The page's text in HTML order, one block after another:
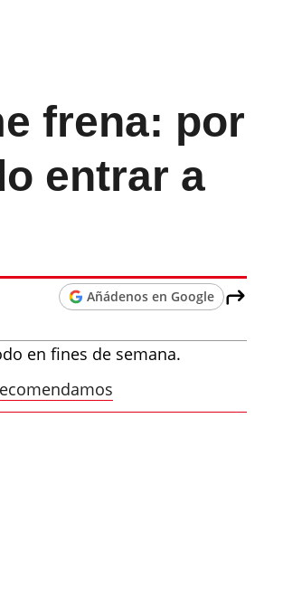
frena: por
entrar a
Añádenos en Google
en fines de semana.